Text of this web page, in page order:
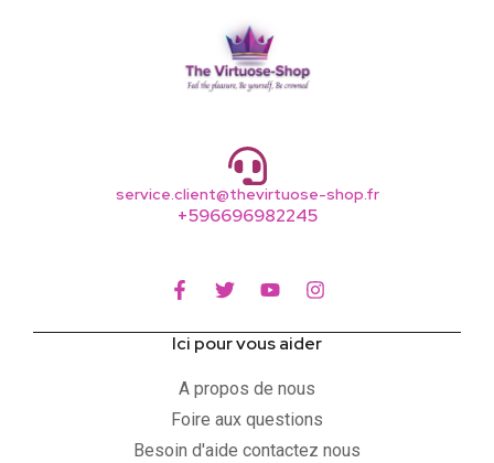
service.client@thevirtuose-shop.fr
+596696982245
Ici pour vous aider
A propos de nous
Foire aux questions
Besoin d'aide contactez nous